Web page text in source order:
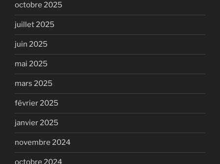
octobre 2025
juillet 2025
juin 2025
mai 2025
mars 2025
février 2025
janvier 2025
novembre 2024
octobre 2024